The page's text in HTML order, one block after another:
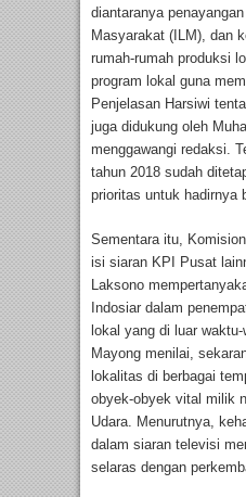
diantaranya
Masyarakat (ILM), dan
rumah-rumah produksi
program lokal guna
Penjelasan Harsiwi
juga didukung oleh
menggawangi redaksi.
tahun 2018 sudah
prioritas untuk hadirnya
Sementara itu,
isi siaran KPI Pusat
Laksono
Indosiar dalam
lokal yang di luar
Mayong menilai,
lokalitas di berbagai
obyek-obyek vital milik
Udara. Menurutnya,
dalam siaran televisi
selaras dengan